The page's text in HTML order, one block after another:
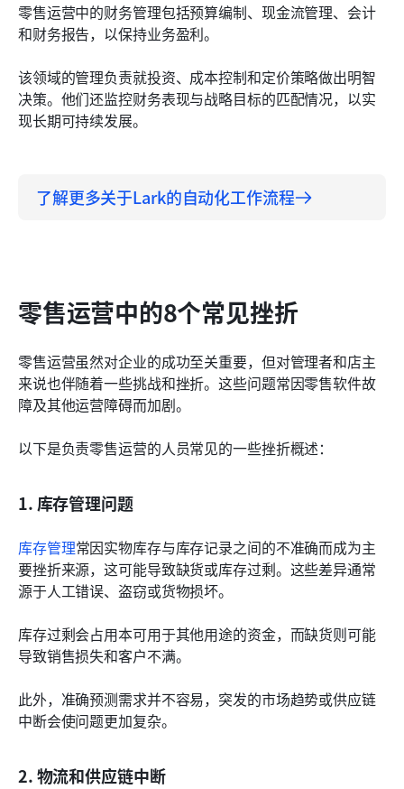
零售运营中的财务管理包括预算编制、现金流管理、会计
和财务报告，以保持业务盈利。
该领域的管理负责就投资、成本控制和定价策略做出明智
决策。他们还监控财务表现与战略目标的匹配情况，以实
现长期可持续发展。
了解更多关于Lark的自动化工作流程
零售运营中的8个常见挫折
零售运营虽然对企业的成功至关重要，但对管理者和店主
来说也伴随着一些挑战和挫折。这些问题常因零售软件故
障及其他运营障碍而加剧。
以下是负责零售运营的人员常见的一些挫折概述：
1. 库存管理问题
库存管理常因实物库存与库存记录之间的不准确而成为主
要挫折来源，这可能导致缺货或库存过剩。这些差异通常
源于人工错误、盗窃或货物损坏。
库存过剩会占用本可用于其他用途的资金，而缺货则可能
导致销售损失和客户不满。
此外，准确预测需求并不容易，突发的市场趋势或供应链
中断会使问题更加复杂。
2. 物流和供应链中断